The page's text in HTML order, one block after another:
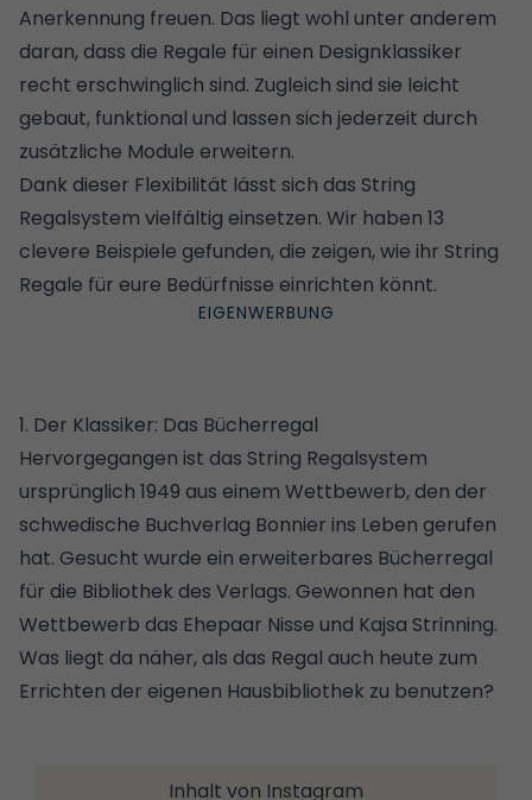
Anerkennung freuen. Das liegt wohl unter anderem
daran, dass die Regale für einen Designklassiker
recht erschwinglich sind. Zugleich sind sie leicht
gebaut, funktional und lassen sich jederzeit durch
zusätzliche Module erweitern.
Dank dieser Flexibilität lässt sich das String
Regalsystem vielfältig einsetzen. Wir haben 13
clevere Beispiele gefunden, die zeigen, wie ihr String
Regale für eure Bedürfnisse einrichten könnt.
1. Der Klassiker: Das Bücherregal
Hervorgegangen ist das String Regalsystem
ursprünglich 1949 aus einem Wettbewerb, den der
schwedische Buchverlag Bonnier ins Leben gerufen
hat. Gesucht wurde ein erweiterbares Bücherregal
für die Bibliothek des Verlags. Gewonnen hat den
Wettbewerb das Ehepaar Nisse und Kajsa Strinning.
Was liegt da näher, als das Regal auch heute zum
Errichten der eigenen Hausbibliothek zu benutzen?
Inhalt von Instagram